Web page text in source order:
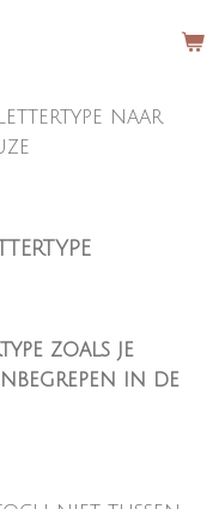
Lettertype naar
zoals je
in de